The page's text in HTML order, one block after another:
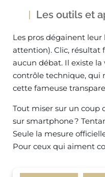
Les outils et
Les pros dégainent
attention). Clic, résultat
aucun débat. Il existe
contrôle technique, qui
cette fameuse
Tout miser sur un coup
sur smartphone ?
Seule la mesure
Pour ceux qui aiment